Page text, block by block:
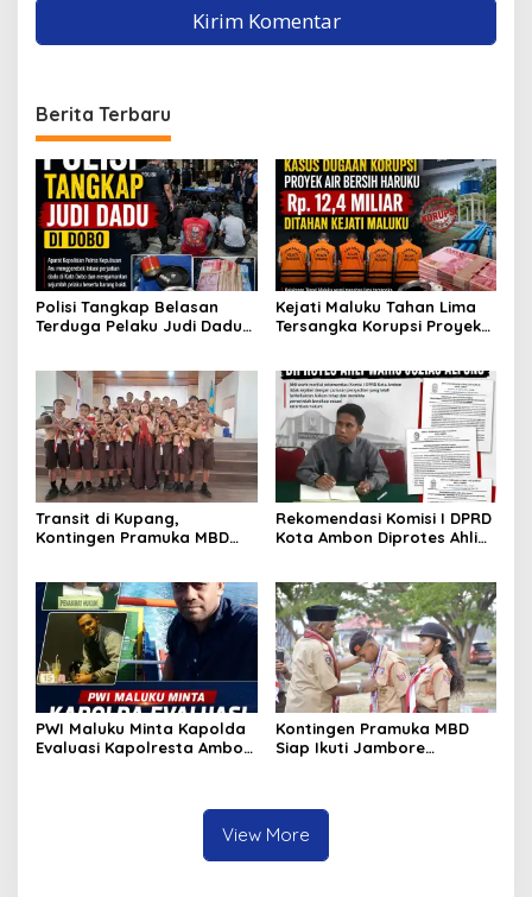
Berita Terbaru
Polisi Tangkap Belasan
Terduga Pelaku Judi Dadu
Selisih Barang Bukti
Kejati Maluku Tahan Lima
Tersangka Korupsi Proyek
Transit di Kupang,
Kontingen Pramuka MBD
Wali Kota
Rekomendasi Komisi I DPRD
Kota Ambon Diprotes Ahli
PWI Maluku Minta Kapolda
Evaluasi Kapolresta Ambon
Kontingen Pramuka MBD
Siap Ikuti Jambore
View More